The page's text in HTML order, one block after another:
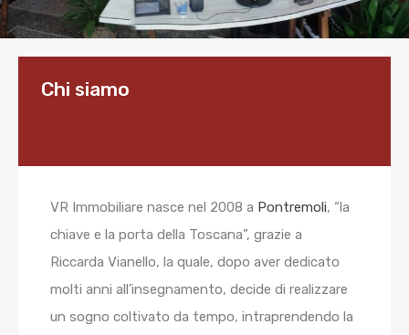
Chi siamo
VR Immobiliare nasce nel 2008 a Pontremoli, “la
chiave e la porta della Toscana”, grazie a
Riccarda Vianello, la quale, dopo aver dedicato
molti anni all’insegnamento, decide di realizzare
un sogno coltivato da tempo, intraprendendo la